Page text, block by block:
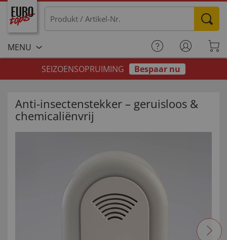
MENU
SEIZOENSOPRUIMING
Bespaar nu
Anti-insectenstekker – geruisloos &
chemicaliënvrij